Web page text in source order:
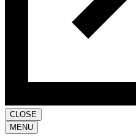
CLOSE
MENU